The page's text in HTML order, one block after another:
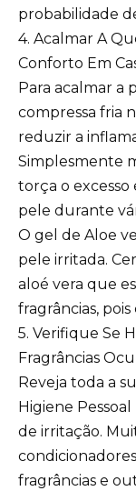
probabilidade
4. Acalmar A
Conforto Em
Para acalmar a
compressa fria
reduzir a
Simplesmente
torça o excesso
pele durante
O gel de Aloe
pele irritada.
aloé vera que
fragrâncias,
5. Verifique Se
Fragrâncias
Reveja toda a
Higiene
de irritação.
fragrâncias e